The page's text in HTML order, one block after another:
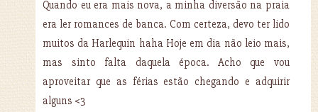
Quando eu era mais nova, a minha diversão na praia
era ler romances de banca. Com certeza, devo ter lido
muitos da Harlequin haha Hoje em dia não leio mais,
mas sinto falta daquela época. Acho que vou
aproveitar que as férias estão chegando e adquirir
alguns <3